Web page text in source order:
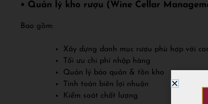
• Quản lý kho rượu (Wine Cellar
Bao gồm:
Xây dựng danh mục rượu phù hợp với
Tối ưu chi phí nhập hàng
Quản lý bảo quản & tồn kho
Tính toán biên lợi nhuận
Kiểm soát chất lượng